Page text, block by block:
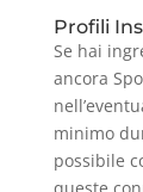
Profili
Se hai
ancora
minimo
possibile